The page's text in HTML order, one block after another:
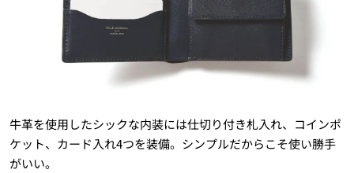
牛革を使用したシックな内装には仕切り付き札入れ、コインポ
ケット、カード入れ4つを装備。シンプルだからこそ使い勝手
がいい。